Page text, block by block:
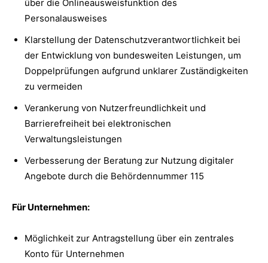
über die Onlineausweisfunktion des
Personalausweises
Klarstellung der Datenschutzverantwortlichkeit bei
der Entwicklung von bundesweiten Leistungen, um
Doppelprüfungen aufgrund unklarer Zuständigkeiten
zu vermeiden
Verankerung von Nutzerfreundlichkeit und
Barrierefreiheit bei elektronischen
Verwaltungsleistungen
Verbesserung der Beratung zur Nutzung digitaler
Angebote durch die Behördennummer 115
Für Unternehmen:
Möglichkeit zur Antragstellung über ein zentrales
Konto für Unternehmen